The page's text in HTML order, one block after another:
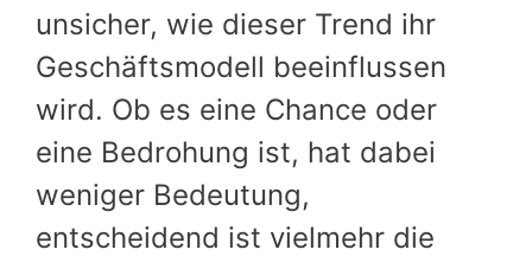
unsicher, wie dieser Trend ihr
Geschäftsmodell beeinflussen
wird. Ob es eine Chance oder
eine Bedrohung ist, hat dabei
weniger Bedeutung,
entscheidend ist vielmehr die